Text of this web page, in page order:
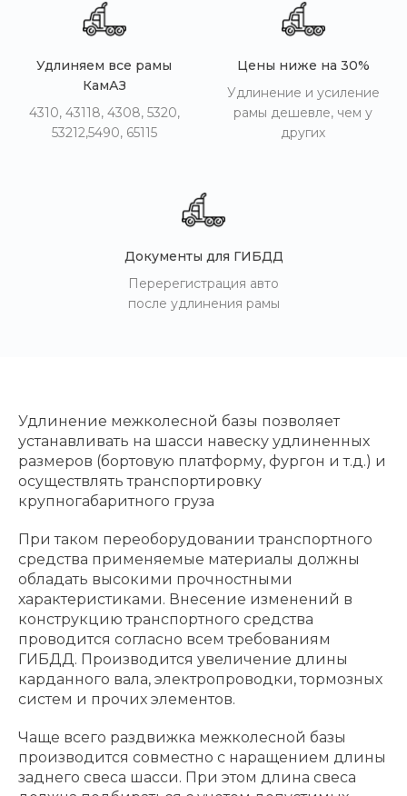
Удлиняем все рамы
КамАЗ
4310, 43118, 4308, 5320,
53212,5490, 65115
Цены ниже на 30%
Удлинение и усиление
рамы дешевле, чем у
других
Документы для ГИБДД
Перерегистрация авто
после удлинения рамы
Удлинение межколесной базы позволяет
устанавливать на шасси навеску удлиненных
размеров (бортовую платформу, фургон и т.д.) и
осуществлять транспортировку
крупногабаритного груза
При таком переоборудовании транспортного
средства применяемые материалы должны
обладать высокими прочностными
характеристиками. Внесение изменений в
конструкцию транспортного средства
проводится согласно всем требованиям
ГИБДД. Производится увеличение длины
карданного вала, электропроводки, тормозных
систем и прочих элементов.
Чаще всего раздвижка межколесной базы
производится совместно с наращением длины
заднего свеса шасси. При этом длина свеса